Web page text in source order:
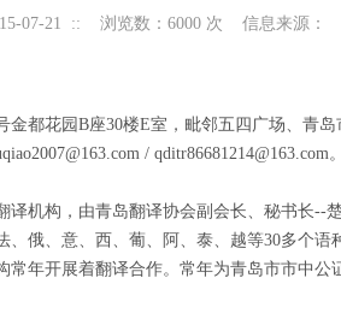
07-21 :: 浏览数：6000 次 信息来源：
都花园B座30楼E室，毗邻五四广场、青
/ qditr86681214@163.com。
机构，由青岛翻译协会副会长、秘书长--
俄、意、西、葡、阿、泰、越等30多个语
常年开展着翻译合作。常年为青岛市市中